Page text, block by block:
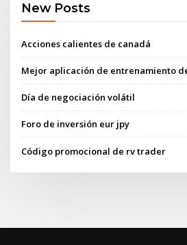
New Posts
Acciones calientes de canadá
Mejor aplicación de entrenamiento
Día de negociación volátil
Foro de inversión eur jpy
Código promocional de rv trader